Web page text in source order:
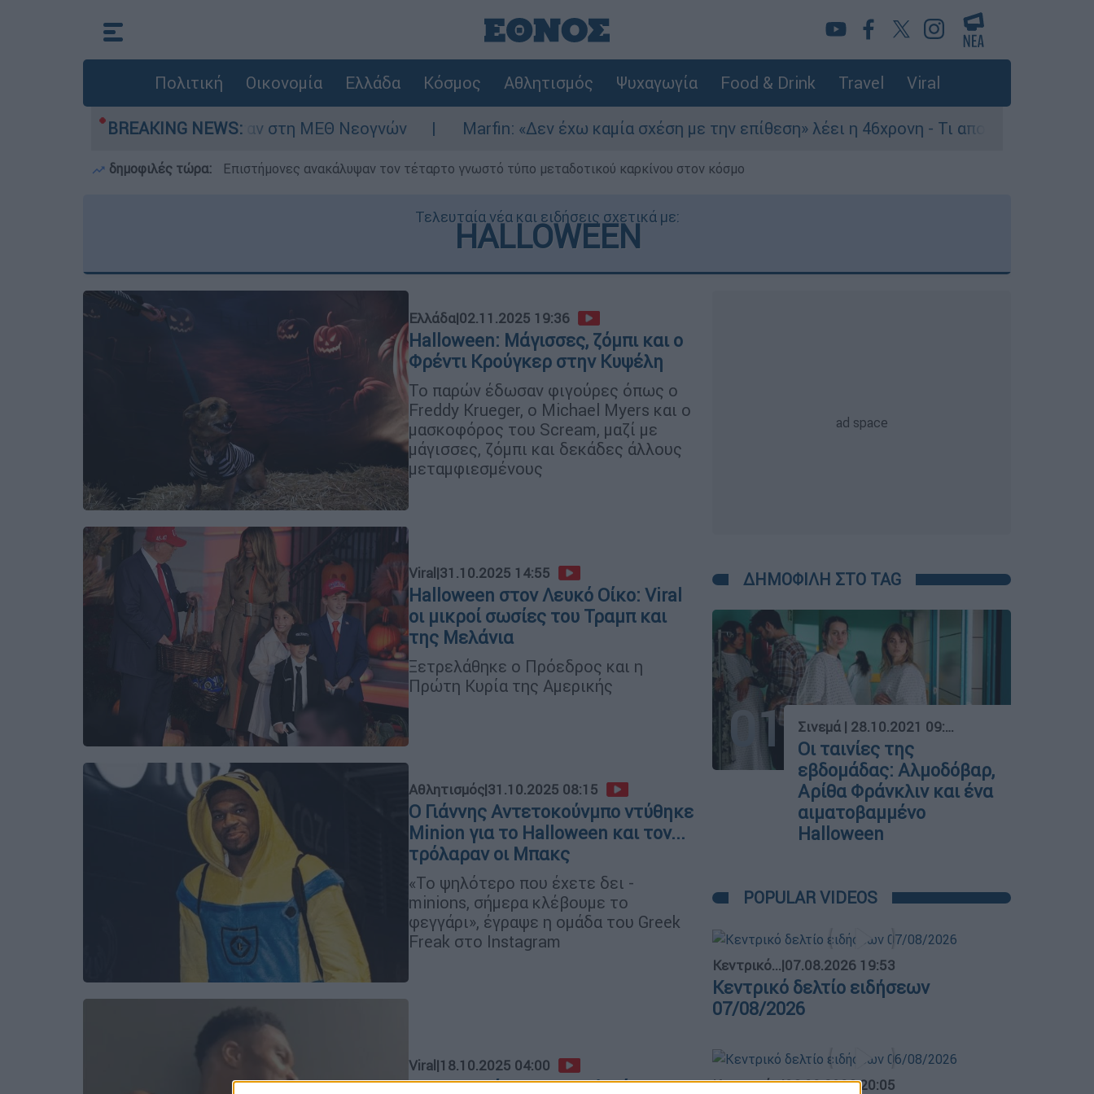
Πολιτική Οικονομία Ελλάδα Κόσμος Αθλητισμός Ψυχαγωγία Food & Drink Travel Viral
BREAKING NEWS:
- Νοσηλευόταν στη ΜΕΘ Νεογνών Marfin: «Δεν έχω καμία σχέση με την επίθεση» λέει η 46χρονη - Τι αποκάλυψε στους αστυνομικούς
δημοφιλές τώρα: Επιστήμονες ανακάλυψαν τον τέταρτο γνωστό τύπο μεταδοτικού καρκίνου στον κόσμο
Τελευταία νέα και ειδήσεις σχετικά με:
HALLOWEEN
Ελλάδα|02.11.2025 19:36
Halloween: Μάγισσες, ζόμπι και ο
Φρέντι Κρούγκερ στην Κυψέλη
Το παρών έδωσαν φιγούρες όπως ο
Freddy Krueger, o Michael Myers και ο
μασκοφόρος του Scream, μαζί με
μάγισσες, ζόμπι και δεκάδες άλλους
μεταμφιεσμένους
Viral|31.10.2025 14:55
Halloween στον Λευκό Οίκο: Viral
οι μικροί σωσίες του Τραμπ και
της Μελάνια
Ξετρελάθηκε ο Πρόεδρος και η
Πρώτη Κυρία της Αμερικής
Αθλητισμός|31.10.2025 08:15
Ο Γιάννης Αντετοκούνμπο ντύθηκε
Μinion για το Halloween και τον...
τρόλαραν οι Μπακς
«Το ψηλότερο που έχετε δει -
minions, σήμερα κλέβουμε το
φεγγάρι», έγραψε η ομάδα του Greek
Freak στο Instagram
Viral|18.10.2025 04:00
Οι Μπακς έκαναν επική φάρσα
ΔΗΜΟΦΙΛΗ ΣΤΟ TAG
01 Σινεμά | 28.10.2021 09:58
Οι ταινίες της
εβδομάδας: Αλμοδόβαρ,
Αρίθα Φράνκλιν και ένα
αιματοβαμμένο
Halloween
POPULAR VIDEOS
Κεντρικό...|07.08.2026 19:53
Κεντρικό δελτίο ειδήσεων
07/08/2026
Κεντρικό...|06.08.2026 20:05